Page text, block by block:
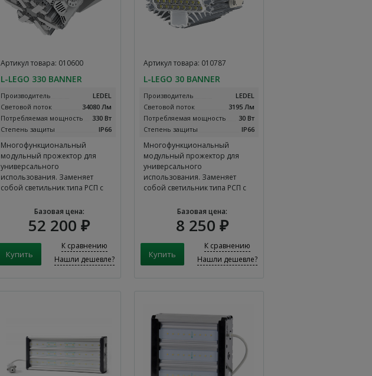
Артикул товара: 010600
L-LEGO 330 BANNER
Производитель
LEDEL
Световой поток
34080 Лм
Потребляемая мощность
330 Вт
Степень защиты
IP66
Многофункциональный
модульный прожектор для
универсального
использования. Заменяет
собой светильник типа РСП с
Базовая цена:
52 200 ₽
К сравнению
Нашли дешевле?
Артикул товара: 010787
L-LEGO 30 BANNER
Производитель
LEDEL
Световой поток
3195 Лм
Потребляемая мощность
30 Вт
Степень защиты
IP66
Многофункциональный
модульный прожектор для
универсального
использования. Заменяет
собой светильник типа РСП с
Базовая цена:
8 250 ₽
К сравнению
Нашли дешевле?